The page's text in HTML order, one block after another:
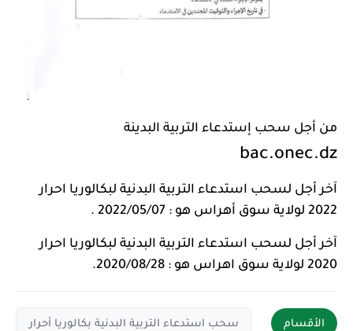
من أجل سحب إستدعاء التربية البدينة
bac.onec.dz
آخر أجل لسحب استدعاء التربية البدنية لبكالوريا احرار
2022 لولاية سوق أهراس هو : 2022/05/07 .
آخر أجل لسحب استدعاء التربية البدنية لبكالوريا احرار
2020 لولاية سوق اهراس هو : 2020/08/28.
الأقسام سحب استدعاء التربية البدنية بكالوريا أحرار